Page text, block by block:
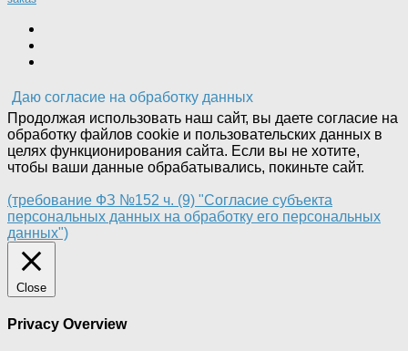
Даю согласие на обработку данных
Продолжая использовать наш сайт, вы даете согласие на
обработку файлов cookie и пользовательских данных в
целях функционирования сайта. Если вы не хотите,
чтобы ваши данные обрабатывались, покиньте сайт.
(требование ФЗ №152 ч. (9) "Согласие субъекта
персональных данных на обработку его персональных
данных")
Close
Privacy Overview